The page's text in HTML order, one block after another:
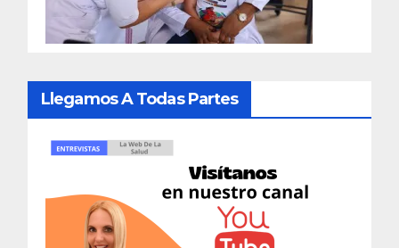
Llegamos A Todas Partes